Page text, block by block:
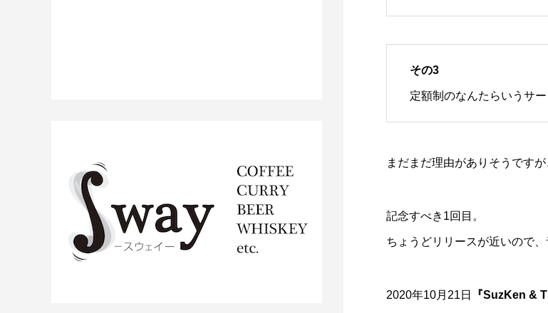
その3
定額制のなんたらいうサ
まだまだ理由がありそうです
記念すべき1回目。
ちょうどリリースが近いので、
2020年10月21日 『SuzKen &